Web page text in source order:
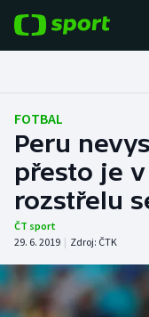
Fotbal
Hokej
Tenis
Atletika
Cyklistika
FOTBAL
Peru
přesto je
rozstřelu
ČT sport
29. 6. 2019 | Zdroj: ČTK